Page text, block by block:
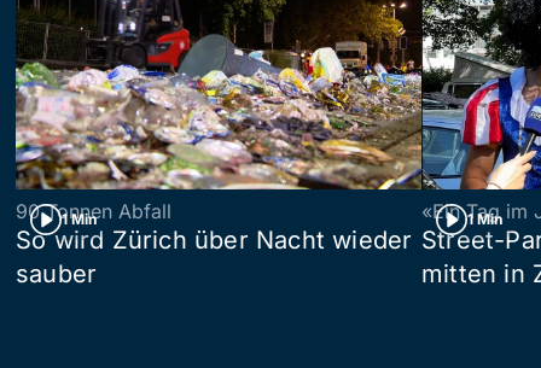
1 Min
90 Tonnen Abfall
So wird Zürich über Nacht wieder
sauber
1 Min
«Ein Tag im
Street-
mitten in